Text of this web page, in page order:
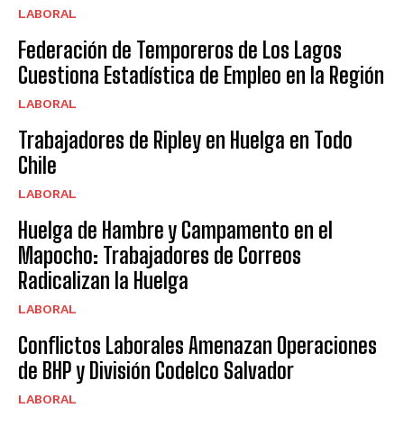
LABORAL
Federación de Temporeros de Los Lagos
Cuestiona Estadística de Empleo en la Región
LABORAL
Trabajadores de Ripley en Huelga en Todo
Chile
LABORAL
Huelga de Hambre y Campamento en el
Mapocho: Trabajadores de Correos
Radicalizan la Huelga
LABORAL
Conflictos Laborales Amenazan Operaciones
de BHP y División Codelco Salvador
LABORAL